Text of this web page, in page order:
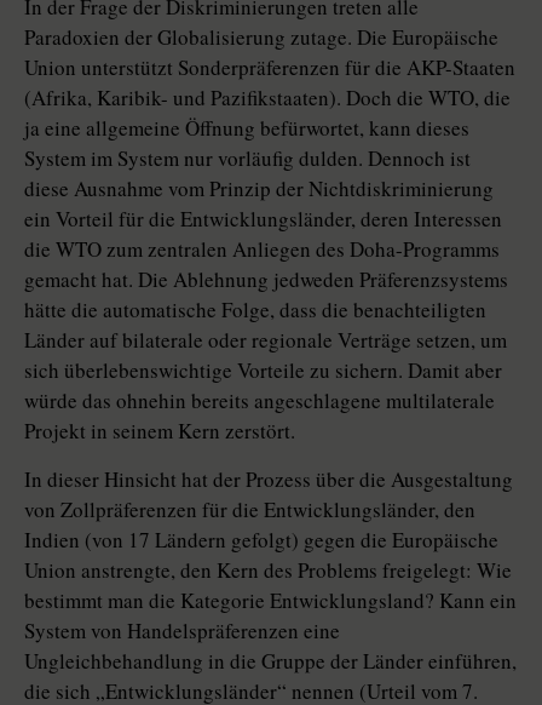
In der Frage der Diskriminierungen treten alle
Paradoxien der Globalisierung zutage. Die Europäische
Union unterstützt Sonderpräferenzen für die AKP-Staaten
(Afrika, Karibik- und Pazifikstaaten). Doch die WTO, die
ja eine allgemeine Öffnung befürwortet, kann dieses
System im System nur vorläufig dulden. Dennoch ist
diese Ausnahme vom Prinzip der Nichtdiskriminierung
ein Vorteil für die Entwicklungsländer, deren Interessen
die WTO zum zentralen Anliegen des Doha-Programms
gemacht hat. Die Ablehnung jedweden Präferenzsystems
hätte die automatische Folge, dass die benachteiligten
Länder auf bilaterale oder regionale Verträge setzen, um
sich überlebenswichtige Vorteile zu sichern. Damit aber
würde das ohnehin bereits angeschlagene multilaterale
Projekt in seinem Kern zerstört.
In dieser Hinsicht hat der Prozess über die Ausgestaltung
von Zollpräferenzen für die Entwicklungsländer, den
Indien (von 17 Ländern gefolgt) gegen die Europäische
Union anstrengte, den Kern des Problems freigelegt: Wie
bestimmt man die Kategorie Entwicklungsland? Kann ein
System von Handelspräferenzen eine
Ungleichbehandlung in die Gruppe der Länder einführen,
die sich „Entwicklungsländer“ nennen (Urteil vom 7.